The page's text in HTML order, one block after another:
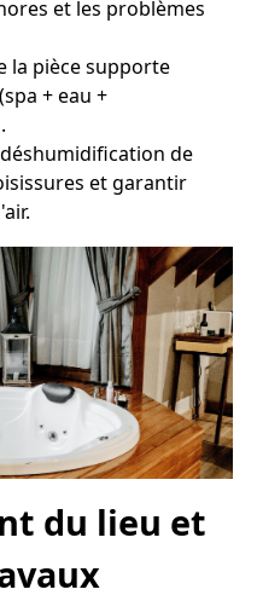
et les problèmes
la pièce supporte
+ eau +
de
et garantir
du lieu et